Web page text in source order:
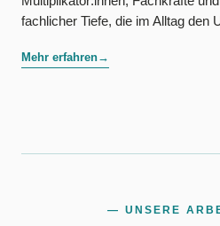
fachlicher Tiefe, die im Alltag den
Mehr erfahren→
— UNSERE